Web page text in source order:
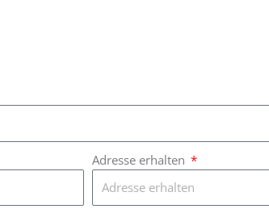
Adresse erhalten